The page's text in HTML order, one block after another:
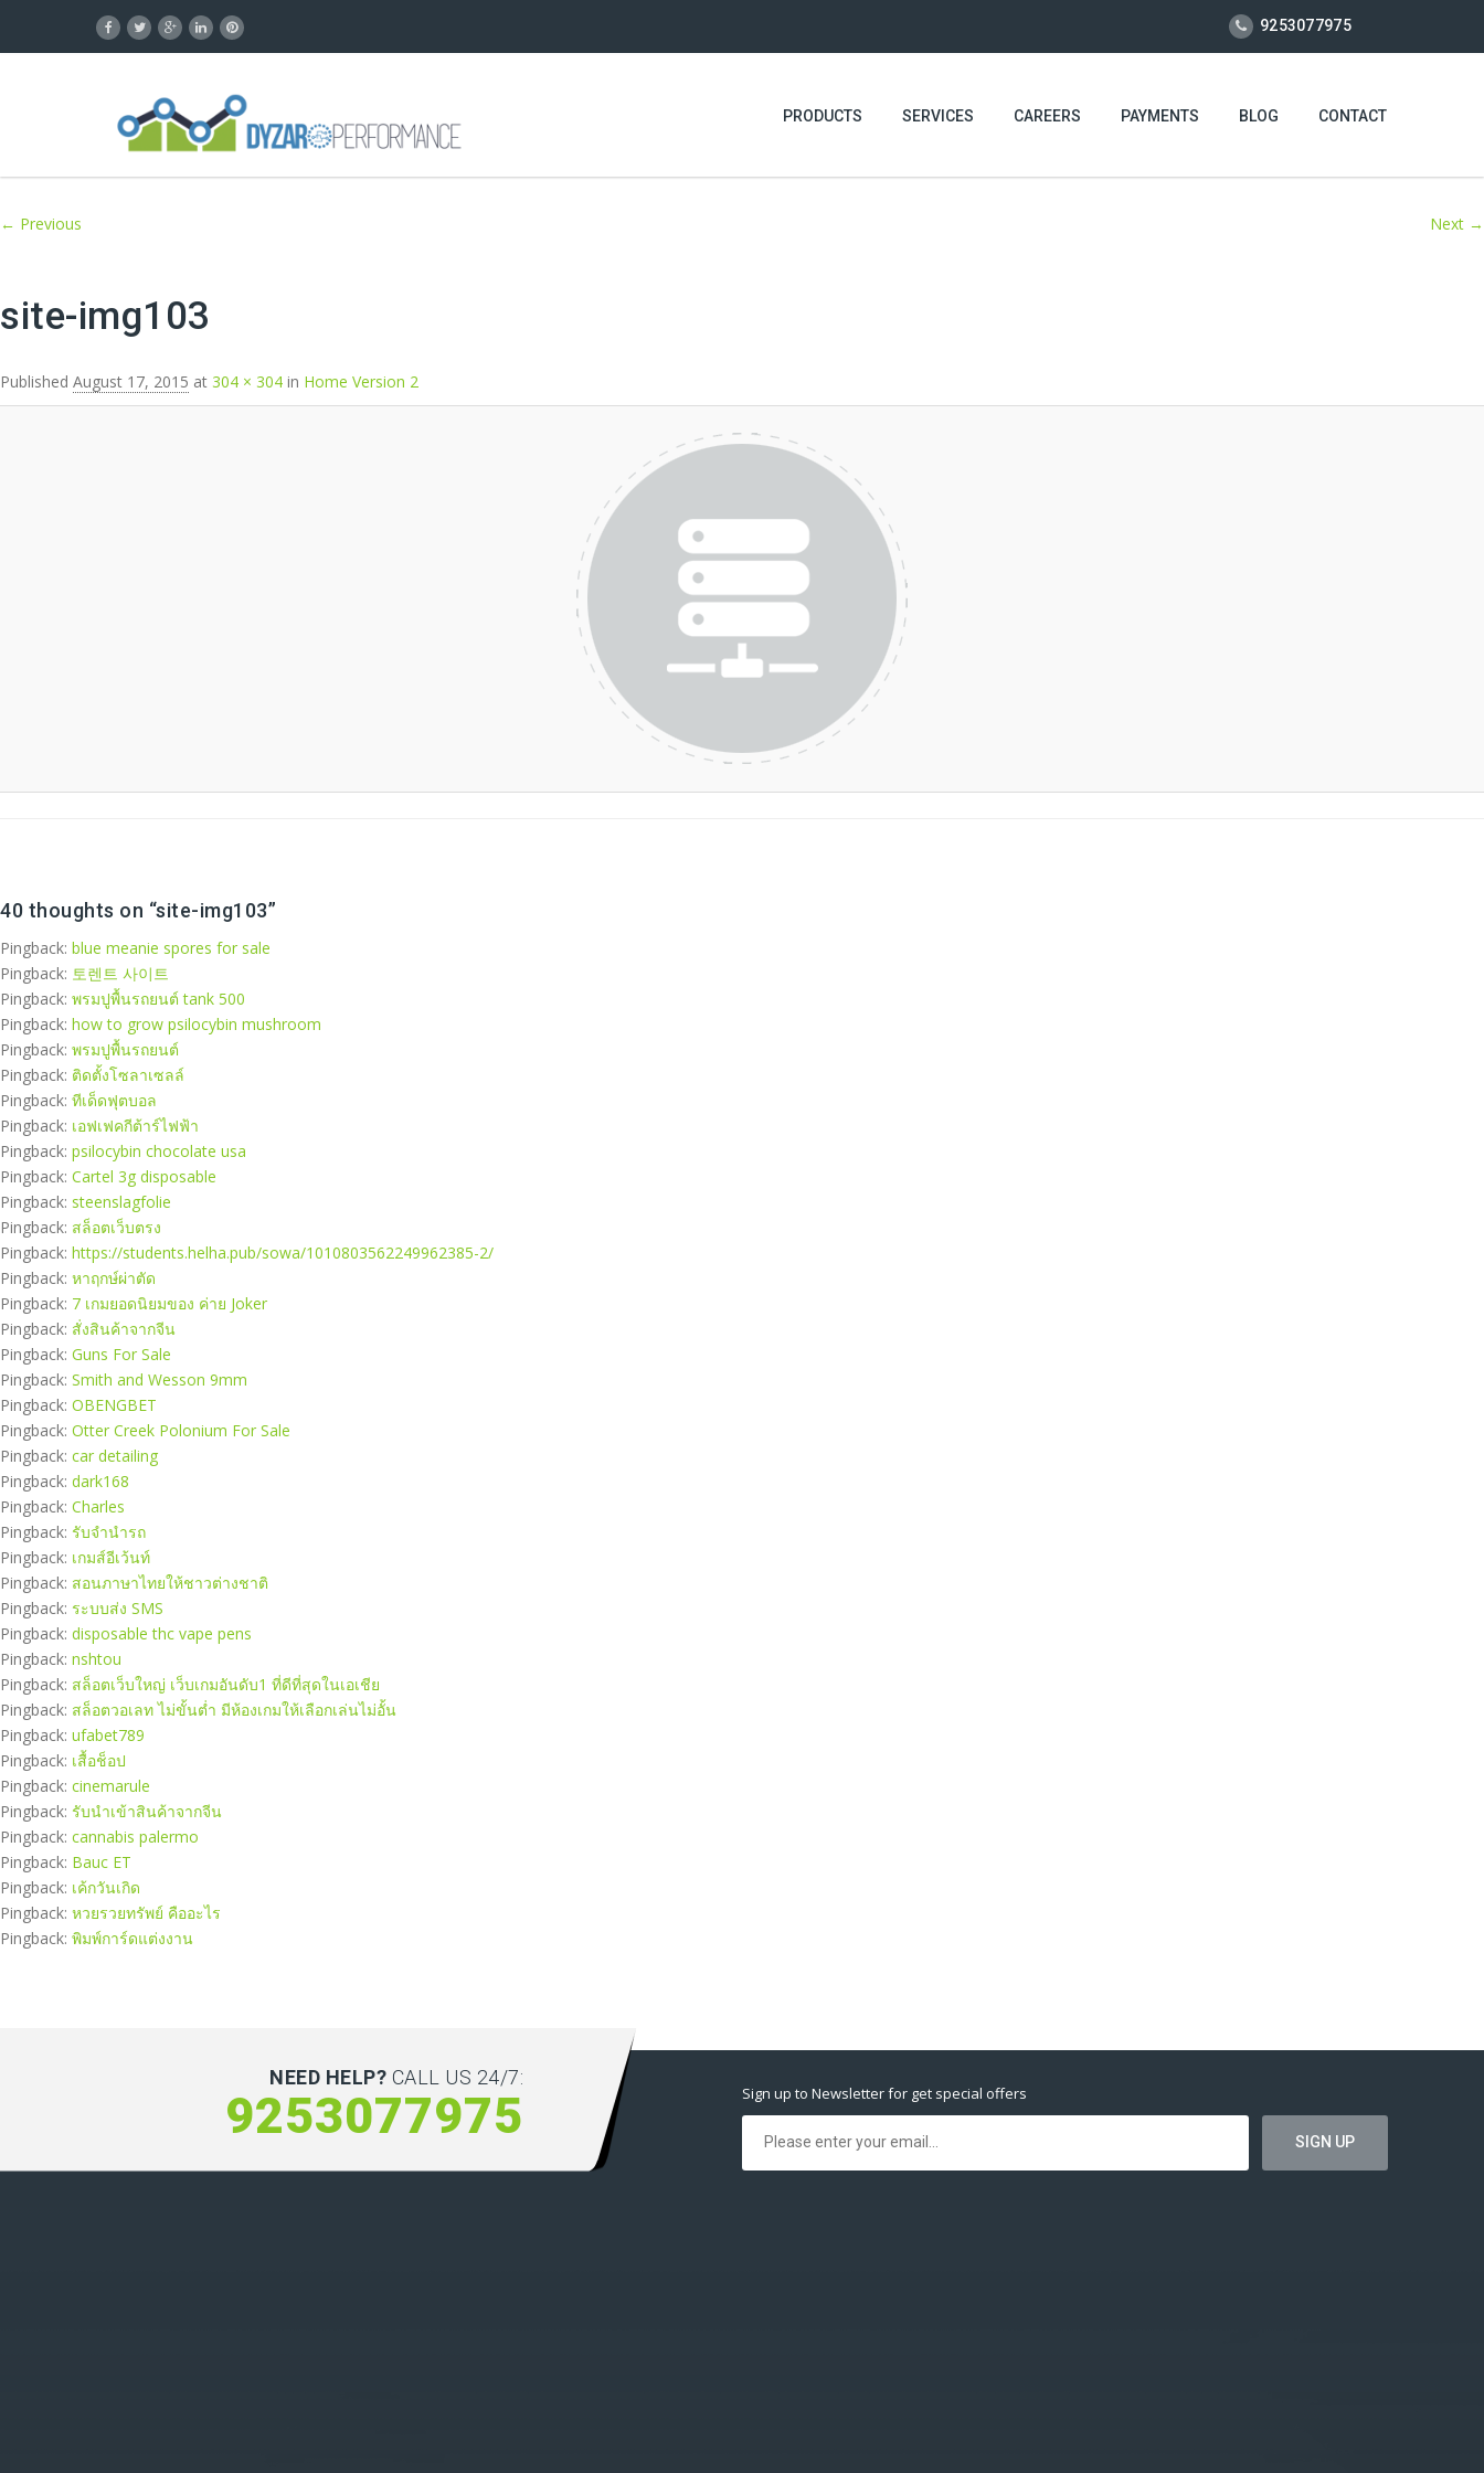
9253077975
PRODUCTS SERVICES CAREERS PAYMENTS BLOG CONTACT
Image navigation
← Previous Next →
site-img103
Published August 17, 2015 at 304 × 304 in Home Version 2
40 thoughts on “site-img103”
Pingback: blue meanie spores for sale
Pingback: 토렌트 사이트
Pingback: พรมปูพื้นรถยนต์ tank 500
Pingback: how to grow psilocybin mushroom
Pingback: พรมปูพื้นรถยนต์
Pingback: ติดตั้งโซลาเซลล์
Pingback: ทีเด็ดฟุตบอล
Pingback: เอฟเฟคกีต้าร์ไฟฟ้า
Pingback: psilocybin chocolate usa
Pingback: Cartel 3g disposable
Pingback: steenslagfolie
Pingback: สล็อตเว็บตรง
Pingback: https://students.helha.pub/sowa/1010803562249962385-2/
Pingback: หาฤกษ์ผ่าตัด
Pingback: 7 เกมยอดนิยมของ ค่าย Joker
Pingback: สั่งสินค้าจากจีน
Pingback: Guns For Sale
Pingback: Smith and Wesson 9mm
Pingback: OBENGBET
Pingback: Otter Creek Polonium For Sale
Pingback: car detailing
Pingback: dark168
Pingback: Charles
Pingback: รับจํานํารถ
Pingback: เกมส์อีเว้นท์
Pingback: สอนภาษาไทยให้ชาวต่างชาติ
Pingback: ระบบส่ง SMS
Pingback: disposable thc vape pens
Pingback: nshtou
Pingback: สล็อตเว็บใหญ่ เว็บเกมอันดับ1 ที่ดีที่สุดในเอเชีย
Pingback: สล็อตวอเลท ไม่ขั้นต่ำ มีห้องเกมให้เลือกเล่นไม่อั้น
Pingback: ufabet789
Pingback: เสื้อช็อป
Pingback: cinemarule
Pingback: รับนำเข้าสินค้าจากจีน
Pingback: cannabis palermo
Pingback: Bauc ET
Pingback: เค้กวันเกิด
Pingback: หวยรวยทรัพย์ คืออะไร
Pingback: พิมพ์การ์ดแต่งงาน
NEED HELP? CALL US 24/7:
9253077975 Sign up to Newsletter for get special offers